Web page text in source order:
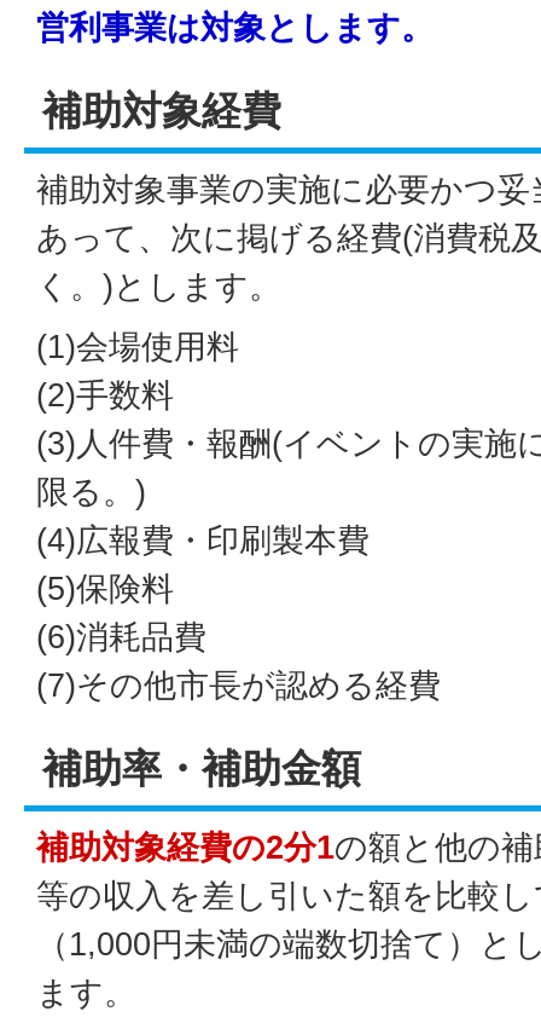
営利事業は対象とします。
補助対象経費
補助対象事業の実施に必要かつ
あって、次に掲げる経費(消費税
く。)とします。
(1)会場使用料
(2)手数料
(3)人件費・報酬(イベントの実施
限る。)
(4)広報費・印刷製本費
(5)保険料
(6)消耗品費
(7)その他市長が認める経費
補助率・補助金額
補助対象経費の2分1の額と他の
等の収入を差し引いた額を比較
（1,000円未満の端数切捨て）と
ます。